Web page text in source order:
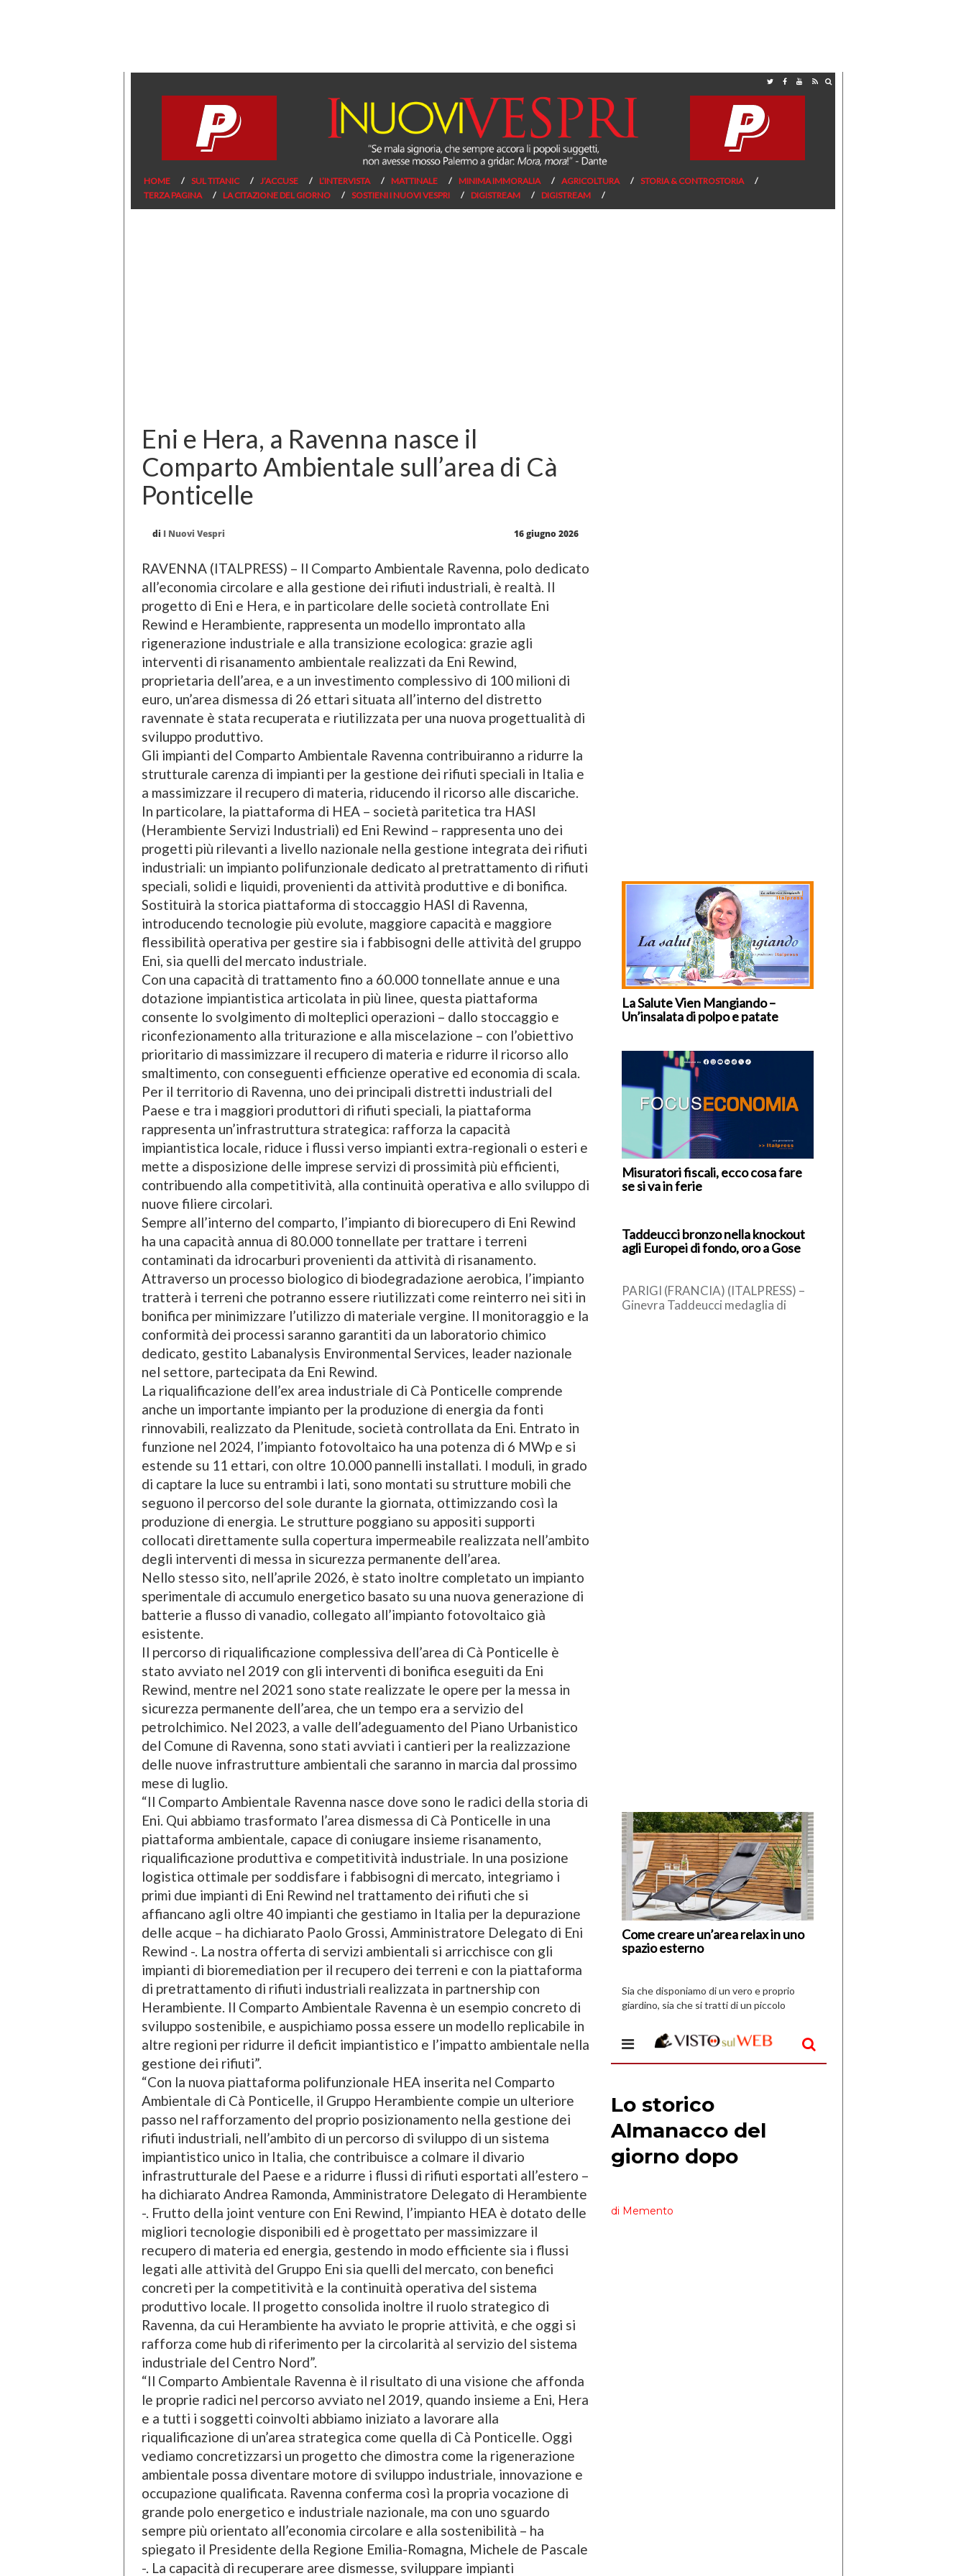
HOME SUL TITANIC J’ACCUSE L’INTERVISTA MATTINALE MINIMA IMMORALIA AGRICOLTURA
STORIA & CONTROSTORIA
TERZA PAGINA
LA CITAZIONE DEL GIORNO SOSTIENI I NUOVI VESPRI DIGISTREAM DIGISTREAM
Eni e Hera, a Ravenna nasce il
Comparto Ambientale sull’area di Cà
Ponticelle
di I Nuovi Vespri 16 giugno 2026
RAVENNA (ITALPRESS) – Il Comparto Ambientale Ravenna, polo dedicato
all’economia circolare e alla gestione dei rifiuti industriali, è realtà. Il
progetto di Eni e Hera, e in particolare delle società controllate Eni
Rewind e Herambiente, rappresenta un modello improntato alla
rigenerazione industriale e alla transizione ecologica: grazie agli
interventi di risanamento ambientale realizzati da Eni Rewind,
proprietaria dell’area, e a un investimento complessivo di 100 milioni di
euro, un’area dismessa di 26 ettari situata all’interno del distretto
ravennate è stata recuperata e riutilizzata per una nuova progettualità di
sviluppo produttivo.
Gli impianti del Comparto Ambientale Ravenna contribuiranno a ridurre la
strutturale carenza di impianti per la gestione dei rifiuti speciali in Italia e
a massimizzare il recupero di materia, riducendo il ricorso alle discariche.
In particolare, la piattaforma di HEA – società paritetica tra HASI
(Herambiente Servizi Industriali) ed Eni Rewind – rappresenta uno dei
progetti più rilevanti a livello nazionale nella gestione integrata dei rifiuti
industriali: un impianto polifunzionale dedicato al pretrattamento di rifiuti
speciali, solidi e liquidi, provenienti da attività produttive e di bonifica.
Sostituirà la storica piattaforma di stoccaggio HASI di Ravenna,
introducendo tecnologie più evolute, maggiore capacità e maggiore
flessibilità operativa per gestire sia i fabbisogni delle attività del gruppo
Eni, sia quelli del mercato industriale.
Con una capacità di trattamento fino a 60.000 tonnellate annue e una
dotazione impiantistica articolata in più linee, questa piattaforma
consente lo svolgimento di molteplici operazioni – dallo stoccaggio e
riconfezionamento alla triturazione e alla miscelazione – con l’obiettivo
prioritario di massimizzare il recupero di materia e ridurre il ricorso allo
smaltimento, con conseguenti efficienze operative ed economia di scala.
Per il territorio di Ravenna, uno dei principali distretti industriali del
Paese e tra i maggiori produttori di rifiuti speciali, la piattaforma
rappresenta un’infrastruttura strategica: rafforza la capacità
impiantistica locale, riduce i flussi verso impianti extra-regionali o esteri e
mette a disposizione delle imprese servizi di prossimità più efficienti,
contribuendo alla competitività, alla continuità operativa e allo sviluppo di
nuove filiere circolari.
Sempre all’interno del comparto, l’impianto di biorecupero di Eni Rewind
ha una capacità annua di 80.000 tonnellate per trattare i terreni
contaminati da idrocarburi provenienti da attività di risanamento.
Attraverso un processo biologico di biodegradazione aerobica, l’impianto
tratterà i terreni che potranno essere riutilizzati come reinterro nei siti in
bonifica per minimizzare l’utilizzo di materiale vergine. Il monitoraggio e la
conformità dei processi saranno garantiti da un laboratorio chimico
dedicato, gestito Labanalysis Environmental Services, leader nazionale
nel settore, partecipata da Eni Rewind.
La riqualificazione dell’ex area industriale di Cà Ponticelle comprende
anche un importante impianto per la produzione di energia da fonti
rinnovabili, realizzato da Plenitude, società controllata da Eni. Entrato in
funzione nel 2024, l’impianto fotovoltaico ha una potenza di 6 MWp e si
estende su 11 ettari, con oltre 10.000 pannelli installati. I moduli, in grado
di captare la luce su entrambi i lati, sono montati su strutture mobili che
seguono il percorso del sole durante la giornata, ottimizzando così la
produzione di energia. Le strutture poggiano su appositi supporti
collocati direttamente sulla copertura impermeabile realizzata nell’ambito
degli interventi di messa in sicurezza permanente dell’area.
Nello stesso sito, nell’aprile 2026, è stato inoltre completato un impianto
sperimentale di accumulo energetico basato su una nuova generazione di
batterie a flusso di vanadio, collegato all’impianto fotovoltaico già
esistente.
Il percorso di riqualificazione complessiva dell’area di Cà Ponticelle è
stato avviato nel 2019 con gli interventi di bonifica eseguiti da Eni
Rewind, mentre nel 2021 sono state realizzate le opere per la messa in
sicurezza permanente dell’area, che un tempo era a servizio del
petrolchimico. Nel 2023, a valle dell’adeguamento del Piano Urbanistico
del Comune di Ravenna, sono stati avviati i cantieri per la realizzazione
delle nuove infrastrutture ambientali che saranno in marcia dal prossimo
mese di luglio.
“Il Comparto Ambientale Ravenna nasce dove sono le radici della storia di
Eni. Qui abbiamo trasformato l’area dismessa di Cà Ponticelle in una
piattaforma ambientale, capace di coniugare insieme risanamento,
riqualificazione produttiva e competitività industriale. In una posizione
logistica ottimale per soddisfare i fabbisogni di mercato, integriamo i
primi due impianti di Eni Rewind nel trattamento dei rifiuti che si
affiancano agli oltre 40 impianti che gestiamo in Italia per la depurazione
delle acque – ha dichiarato Paolo Grossi, Amministratore Delegato di Eni
Rewind -. La nostra offerta di servizi ambientali si arricchisce con gli
impianti di bioremediation per il recupero dei terreni e con la piattaforma
di pretrattamento di rifiuti industriali realizzata in partnership con
Herambiente. Il Comparto Ambientale Ravenna è un esempio concreto di
sviluppo sostenibile, e auspichiamo possa essere un modello replicabile in
altre regioni per ridurre il deficit impiantistico e l’impatto ambientale nella
gestione dei rifiuti”.
“Con la nuova piattaforma polifunzionale HEA inserita nel Comparto
Ambientale di Cà Ponticelle, il Gruppo Herambiente compie un ulteriore
passo nel rafforzamento del proprio posizionamento nella gestione dei
rifiuti industriali, nell’ambito di un percorso di sviluppo di un sistema
impiantistico unico in Italia, che contribuisce a colmare il divario
infrastrutturale del Paese e a ridurre i flussi di rifiuti esportati all’estero –
ha dichiarato Andrea Ramonda, Amministratore Delegato di Herambiente
-. Frutto della joint venture con Eni Rewind, l’impianto HEA è dotato delle
migliori tecnologie disponibili ed è progettato per massimizzare il
recupero di materia ed energia, gestendo in modo efficiente sia i flussi
legati alle attività del Gruppo Eni sia quelli del mercato, con benefici
concreti per la competitività e la continuità operativa del sistema
produttivo locale. Il progetto consolida inoltre il ruolo strategico di
Ravenna, da cui Herambiente ha avviato le proprie attività, e che oggi si
rafforza come hub di riferimento per la circolarità al servizio del sistema
industriale del Centro Nord”.
“Il Comparto Ambientale Ravenna è il risultato di una visione che affonda
le proprie radici nel percorso avviato nel 2019, quando insieme a Eni, Hera
e a tutti i soggetti coinvolti abbiamo iniziato a lavorare alla
riqualificazione di un’area strategica come quella di Cà Ponticelle. Oggi
vediamo concretizzarsi un progetto che dimostra come la rigenerazione
ambientale possa diventare motore di sviluppo industriale, innovazione e
occupazione qualificata. Ravenna conferma così la propria vocazione di
grande polo energetico e industriale nazionale, ma con uno sguardo
sempre più orientato all’economia circolare e alla sostenibilità – ha
spiegato il Presidente della Regione Emilia-Romagna, Michele de Pascale
-. La capacità di recuperare aree dismesse, sviluppare impianti
La Salute Vien Mangiando –
Un’insalata di polpo e patate
Misuratori fiscali, ecco cosa fare
se si va in ferie
Taddeucci bronzo nella knockout
agli Europei di fondo, oro a Gose
PARIGI (FRANCIA) (ITALPRESS) –
Ginevra Taddeucci medaglia di
Come creare un’area relax in uno
spazio esterno
di
I
Vespri
Sia che disponiamo di un vero e proprio
giardino, sia che si tratti di un piccolo